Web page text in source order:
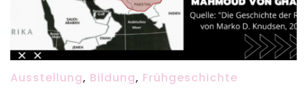
Ausstellung, Bildung, Frühgeschichte